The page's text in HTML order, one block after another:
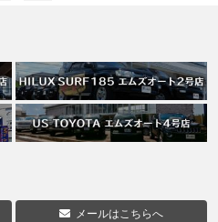
メールはこちらへ